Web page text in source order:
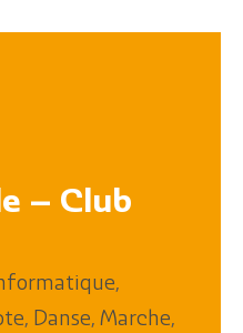
– Club
,
, Danse, Marche,